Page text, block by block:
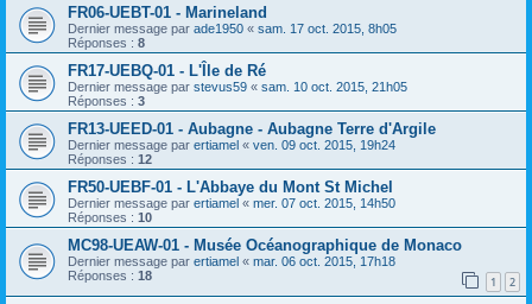
FR06-UEBT-01 - Marineland
Dernier message par ade1950 « sam. 17 oct. 2015, 8h05
Réponses : 8
FR17-UEBQ-01 - L'Île de Ré
Dernier message par stevus59 « sam. 10 oct. 2015, 21h05
Réponses : 3
FR13-UEED-01 - Aubagne - Aubagne Terre d'Argile
Dernier message par ertiamel « ven. 09 oct. 2015, 19h24
Réponses : 12
FR50-UEBF-01 - L'Abbaye du Mont St Michel
Dernier message par ertiamel « mer. 07 oct. 2015, 14h50
Réponses : 10
MC98-UEAW-01 - Musée Océanographique de Monaco
Dernier message par ertiamel « mar. 06 oct. 2015, 17h18
Réponses : 18 1 2